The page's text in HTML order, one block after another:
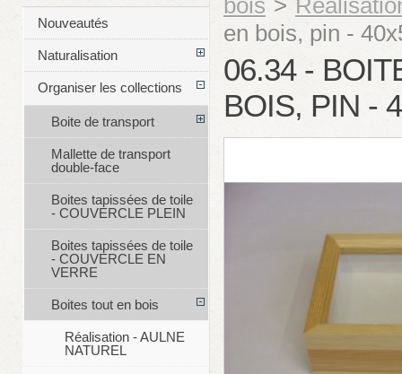
bois >
en bois, pin -
06.34 -
BOIS, PIN -
Nouveautés
Naturalisation
Organiser les collections
Boite de transport
Mallette de transport
double-face
Boites tapissées de toile
- COUVERCLE PLEIN
Boites tapissées de toile
- COUVERCLE EN
VERRE
Boites tout en bois
Réalisation - AULNE
NATUREL